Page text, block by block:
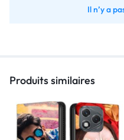
Il n’y a
Produits similaires